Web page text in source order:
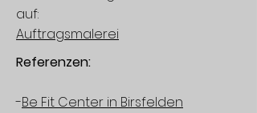
auf:
Auftragsmalerei
Referenzen:
-Be Fit Center in Birsfelden